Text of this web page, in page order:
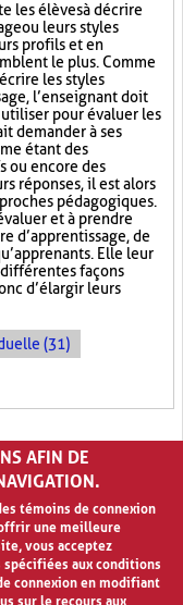
les élèves à décrire
ou leurs styles
profils et en
le plus. Comme
les styles
l’enseignant doit
pour évaluer les
demander à ses
étant des
ou encore des
réponses, il est alors
pédagogiques.
et à prendre
d’apprentissage, de
Elle leur
façons
d’élargir leurs
(31)
AFIN DE
témoins de connexion
une meilleure
vous acceptez
aux conditions
connexion en modifiant
sur le recours aux